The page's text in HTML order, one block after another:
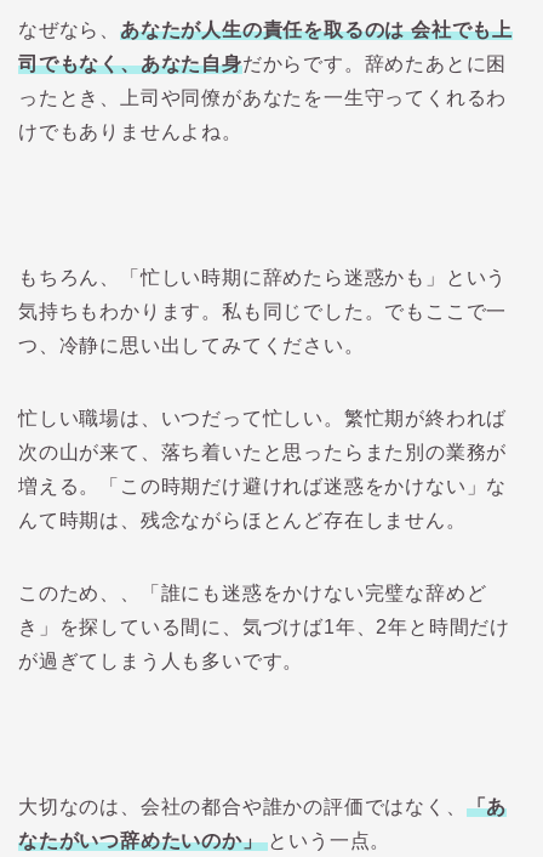
なぜなら、 あなたが人生の責任を取るのは 会社でも上
司でもなく、あなた自身だからです。辞めたあとに困
ったとき、上司や同僚があなたを一生守ってくれるわ
けでもありませんよね。
もちろん、「忙しい時期に辞めたら迷惑かも」という
気持ちもわかります。私も同じでした。でもここで一
つ、冷静に思い出してみてください。
忙しい職場は、いつだって忙しい。繁忙期が終われば
次の山が来て、落ち着いたと思ったらまた別の業務が
増える。「この時期だけ避ければ迷惑をかけない」な
んて時期は、残念ながらほとんど存在しません。
このため、、「誰にも迷惑をかけない完璧な辞めど
き」を探している間に、気づけば1年、2年と時間だけ
が過ぎてしまう人も多いです。
大切なのは、会社の都合や誰かの評価ではなく、 「あ
なたがいつ辞めたいのか」 という一点。